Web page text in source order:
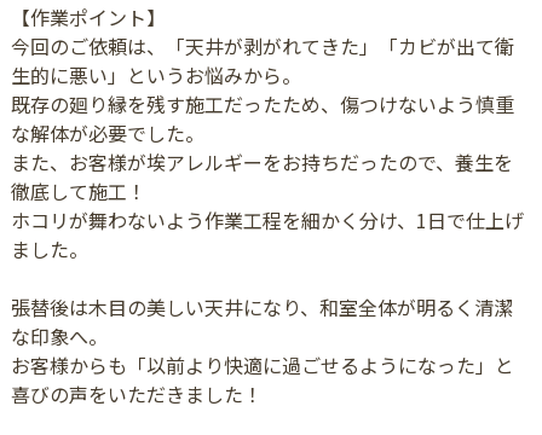
【作業ポイント】
今回のご依頼は、「天井が剥がれてきた」「カビが出て衛
生的に悪い」というお悩みから。
既存の廻り縁を残す施工だったため、傷つけないよう慎重
な解体が必要でした。
また、お客様が埃アレルギーをお持ちだったので、養生を
徹底して施工！
ホコリが舞わないよう作業工程を細かく分け、1日で仕上げ
ました。
張替後は木目の美しい天井になり、和室全体が明るく清潔
な印象へ。
お客様からも「以前より快適に過ごせるようになった」と
喜びの声をいただきました！